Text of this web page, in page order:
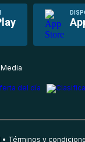
Términos y